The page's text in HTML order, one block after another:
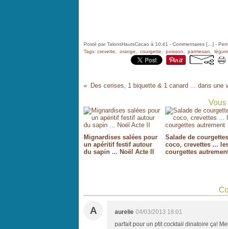
Posté par TalonsHautsCacao à 10:41 - Commentaires [ ] -
Tags: crevette orange courgette poisson parmesan
Vous
Mignardises salées pour
un apéritif festif autour
du sapin ... Noël Acte II
Salade de
coco, crevettes ...
courgettes
A aurelie 04/03/2013 18:01
parfait pour un ptit cocktail dinatoire ça!